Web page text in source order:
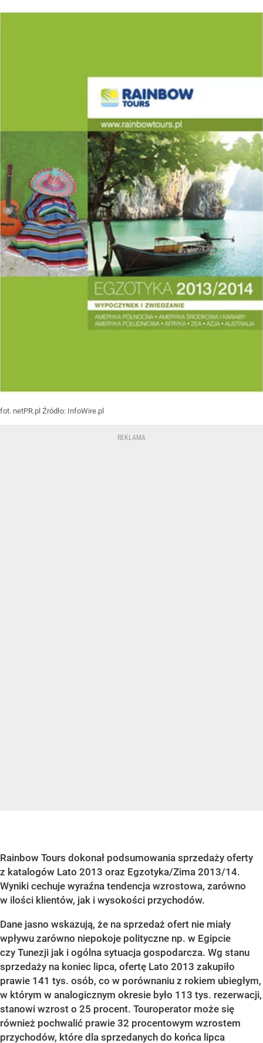
fot. netPR.pl Źródło: InfoWire.pl
Rainbow Tours dokonał podsumowania sprzedaży oferty
z katalogów Lato 2013 oraz Egzotyka/Zima 2013/14.
Wyniki cechuje wyraźna tendencja wzrostowa, zarówno
w ilości klientów, jak i wysokości przychodów.
Dane jasno wskazują, że na sprzedaż ofert nie miały
wpływu zarówno niepokoje polityczne np. w Egipcie
czy Tunezji jak i ogólna sytuacja gospodarcza. Wg stanu
sprzedaży na koniec lipca, ofertę Lato 2013 zakupiło
prawie 141 tys. osób, co w porównaniu z rokiem ubiegłym,
w którym w analogicznym okresie było 113 tys. rezerwacji,
stanowi wzrost o 25 procent. Touroperator może się
również pochwalić prawie 32 procentowym wzrostem
przychodów, które dla sprzedanych do końca lipca